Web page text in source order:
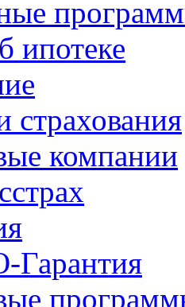
ипотеке
страхования
компании
Гарантия